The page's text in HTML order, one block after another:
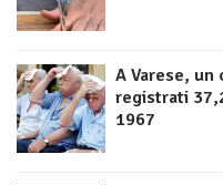
A Varese,
registrati
1967